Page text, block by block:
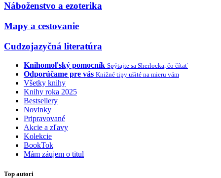
Náboženstvo a ezoterika
Mapy a cestovanie
Cudzojazyčná literatúra
Knihomoľský pomocník Spýtajte sa Sherlocka, čo čítať
Odporúčame pre vás Knižné tipy ušité na mieru vám
Všetky knihy
Knihy roka 2025
Bestsellery
Novinky
Pripravované
Akcie a zľavy
Kolekcie
BookTok
Mám záujem o titul
Top autori